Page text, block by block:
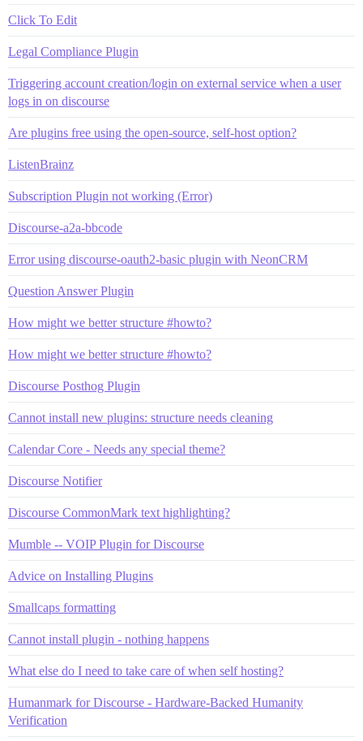
Click To Edit
Legal Compliance Plugin
Triggering account creation/login on external service when a user
logs in on discourse
Are plugins free using the open-source, self-host option?
ListenBrainz
Subscription Plugin not working (Error)
Discourse-a2a-bbcode
Error using discourse-oauth2-basic plugin with NeonCRM
Question Answer Plugin
How might we better structure #howto?
How might we better structure #howto?
Discourse Posthog Plugin
Cannot install new plugins: structure needs cleaning
Calendar Core - Needs any special theme?
Discourse Notifier
Discourse CommonMark text highlighting?
Mumble -- VOIP Plugin for Discourse
Advice on Installing Plugins
Smallcaps formatting
Cannot install plugin - nothing happens
What else do I need to take care of when self hosting?
Humanmark for Discourse - Hardware-Backed Humanity
Verification